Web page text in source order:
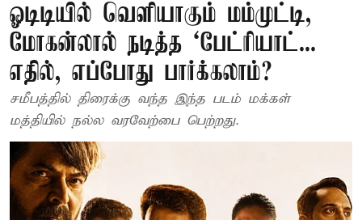
ஓடிடியில் வெளியாகும் மம்முட்டி,
மோகன்லால் நடித்த `பேட்ரியாட்...
எதில், எப்போது பார்க்கலாம்?
சமீபத்தில் திரைக்கு வந்த இந்த படம் மக்கள்
மத்தியில் நல்ல வரவேற்பை பெற்றது.